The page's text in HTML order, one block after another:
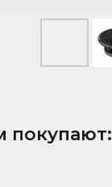
покупают: